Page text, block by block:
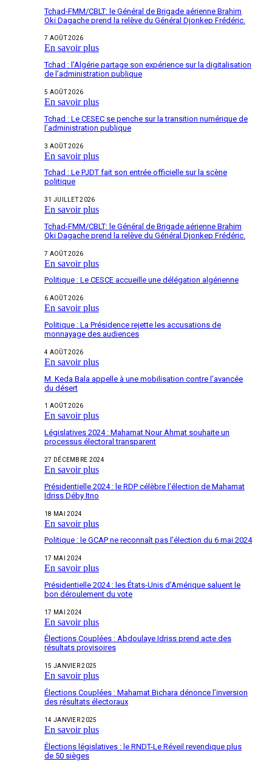
Tchad-FMM/CBLT: le Général de Brigade aérienne Brahim
Oki Dagache prend la relève du Général Djonkep Frédéric.
7 AOÛT 2026
En savoir plus
Tchad : l’Algérie partage son expérience sur la digitalisation
de l’administration publique
5 AOÛT 2026
En savoir plus
Tchad : Le CESEC se penche sur la transition numérique de
l’administration publique
3 AOÛT 2026
En savoir plus
Tchad : Le PJDT fait son entrée officielle sur la scène
politique
31 JUILLET 2026
En savoir plus
Tchad-FMM/CBLT: le Général de Brigade aérienne Brahim
Oki Dagache prend la relève du Général Djonkep Frédéric.
7 AOÛT 2026
En savoir plus
Politique : Le CESCE accueille une délégation algérienne
6 AOÛT 2026
En savoir plus
Politique : La Présidence rejette les accusations de
monnayage des audiences
4 AOÛT 2026
En savoir plus
M. Keda Bala appelle à une mobilisation contre l’avancée
du désert
1 AOÛT 2026
En savoir plus
Législatives 2024 : Mahamat Nour Ahmat souhaite un
processus électoral transparent
27 DÉCEMBRE 2024
En savoir plus
Présidentielle 2024 : le RDP célèbre l’élection de Mahamat
Idriss Déby Itno
18 MAI 2024
En savoir plus
Politique : le GCAP ne reconnaît pas l’élection du 6 mai 2024
17 MAI 2024
En savoir plus
Présidentielle 2024 : les États-Unis d’Amérique saluent le
bon déroulement du vote
17 MAI 2024
En savoir plus
Élections Couplées : Abdoulaye Idriss prend acte des
résultats provisoires
15 JANVIER 2025
En savoir plus
Élections Couplées : Mahamat Bichara dénonce l’inversion
des résultats électoraux
14 JANVIER 2025
En savoir plus
Élections législatives : le RNDT-Le Réveil revendique plus
de 50 sièges